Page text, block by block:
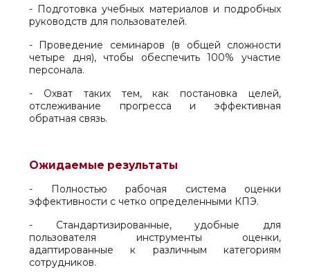
- Подготовка учебных материалов и подробных
руководств для пользователей.
- Проведение семинаров (в общей сложности
четыре дня), чтобы обеспечить 100% участие
персонала.
- Охват таких тем, как постановка целей,
отслеживание прогресса и эффективная
обратная связь.
Ожидаемые результаты
- Полностью рабочая система оценки
эффективности с четко определенными КПЭ.
- Стандартизированные, удобные для
пользователя инструменты оценки,
адаптированные к различным категориям
сотрудников.